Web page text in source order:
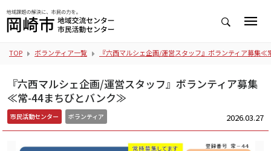
TOP ボランティア一覧 『六西マルシェ企画/運営スタッフ』ボランティア募集
『六西マルシェ企画/運営スタッフ』ボランティア募集
≪常-44まちびとバンク≫
市民活動センター ボランティア 2026.03.27